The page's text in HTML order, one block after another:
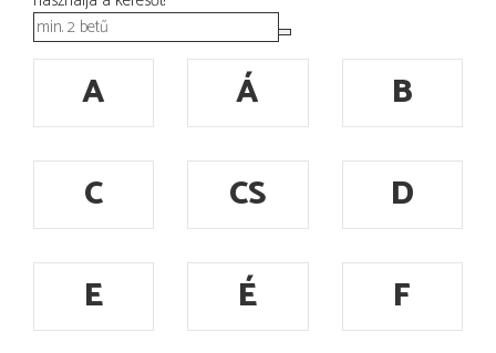
A Á
B
C
CS
D
E
É
F